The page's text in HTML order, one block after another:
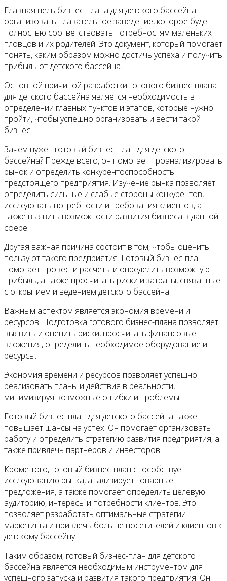
Главная цель бизнес-плана для детского бассейна -
организовать плавательное заведение, которое будет
полностью соответствовать потребностям маленьких
пловцов и их родителей. Это документ, который помогает
понять, каким образом можно достичь успеха и получить
прибыль от детского бассейна.
Основной причиной разработки готового бизнес-плана
для детского бассейна является необходимость в
определении главных пунктов и этапов, которые нужно
пройти, чтобы успешно организовать и вести такой
бизнес.
Зачем нужен готовый бизнес-план для детского
бассейна? Прежде всего, он помогает проанализировать
рынок и определить конкурентоспособность
предстоящего предприятия. Изучение рынка позволяет
определить сильные и слабые стороны конкурентов,
исследовать потребности и требования клиентов, а
также выявить возможности развития бизнеса в данной
сфере.
Другая важная причина состоит в том, чтобы оценить
пользу от такого предприятия. Готовый бизнес-план
помогает провести расчеты и определить возможную
прибыль, а также просчитать риски и затраты, связанные
с открытием и ведением детского бассейна.
Важным аспектом является экономия времени и
ресурсов. Подготовка готового бизнес-плана позволяет
выявить и оценить риски, просчитать финансовые
вложения, определить необходимое оборудование и
ресурсы.
Экономия времени и ресурсов позволяет успешно
реализовать планы и действия в реальности,
минимизируя возможные ошибки и проблемы.
Готовый бизнес-план для детского бассейна также
повышает шансы на успех. Он помогает организовать
работу и определить стратегию развития предприятия, а
также привлечь партнеров и инвесторов.
Кроме того, готовый бизнес-план способствует
исследованию рынка, анализирует товарные
предложения, а также помогает определить целевую
аудиторию, интересы и потребности клиентов. Это
позволяет разработать оптимальные стратегии
маркетинга и привлечь больше посетителей и клиентов к
детскому бассейну.
Таким образом, готовый бизнес-план для детского
бассейна является необходимым инструментом для
успешного запуска и развития такого предприятия. Он